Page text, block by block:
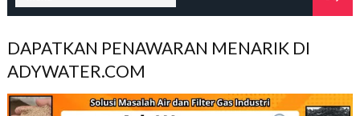
DAPATKAN PENAWARAN MENARIK DI
ADYWATER.COM